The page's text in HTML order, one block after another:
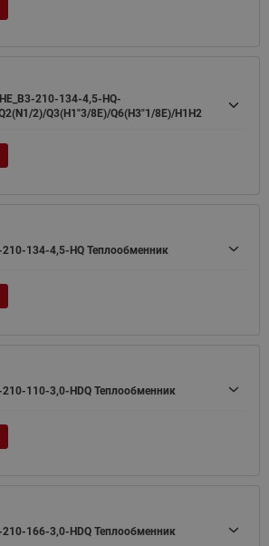
210-134-4,5-HQ-
2)/Q3(H1"3/8E)/Q6(H3"1/8E)/H1H2
210-134-4,5-HQ Теплообменник
110-3,0-HDQ Теплообменник
166-3,0-HDQ Теплообменник